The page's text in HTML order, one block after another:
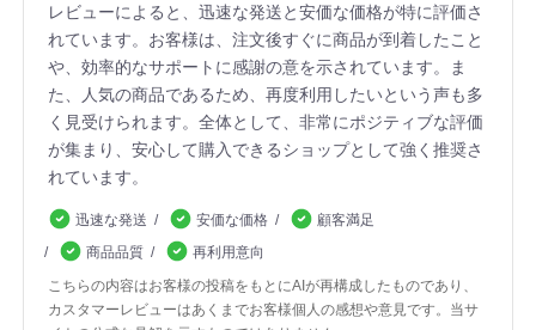
レビューによると、迅速な発送と安価な価格が特に評価さ
れています。お客様は、注文後すぐに商品が到着したこと
や、効率的なサポートに感謝の意を示されています。ま
た、人気の商品であるため、再度利用したいという声も多
く見受けられます。全体として、非常にポジティブな評価
が集まり、安心して購入できるショップとして強く推奨さ
れています。
迅速な発送 安価な価格
顧客満足
商品品質
再利用意向
こちらの内容はお客様の投稿をもとにAIが再構成したものであり、
カスタマーレビューはあくまでお客様個人の感想や意見です。当サ